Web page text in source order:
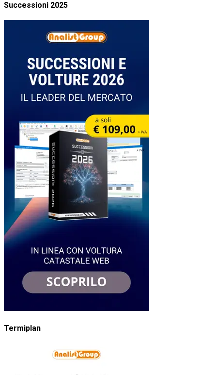
Successioni 2025
Termiplan